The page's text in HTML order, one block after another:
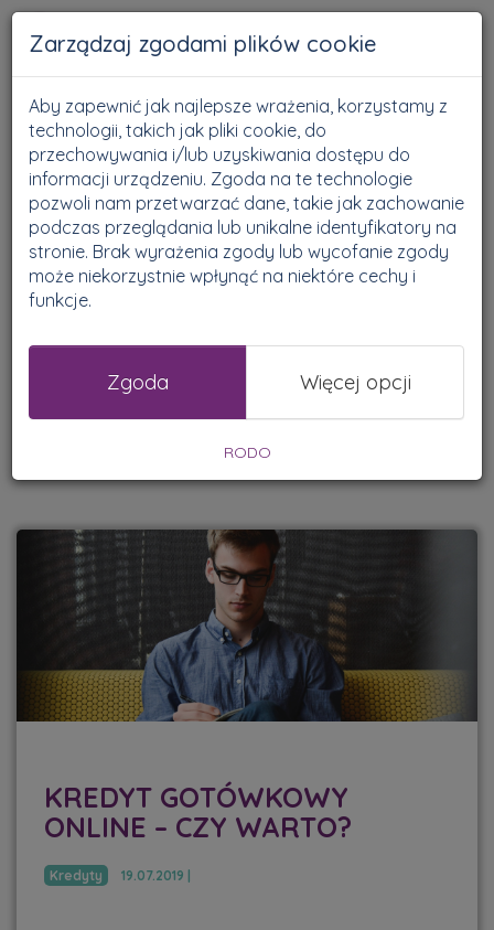
Zarządzaj zgodami plików cookie
Aby zapewnić jak najlepsze wrażenia, korzystamy z
technologii, takich jak pliki cookie, do
przechowywania i/lub uzyskiwania dostępu do
informacji urządzeniu. Zgoda na te technologie
pozwoli nam przetwarzać dane, takie jak zachowanie
podczas przeglądania lub unikalne identyfikatory na
stronie. Brak wyrażenia zgody lub wycofanie zgody
może niekorzystnie wpłynąć na niektóre cechy i
funkcje.
Zgoda Więcej opcji
RODO
Kredyty Pożyczki
Newsy
Oszczędzanie
Rankingi
BIK
Ochrona Danych Osobowych
KREDYT GOTÓWKOWY
ONLINE – CZY WARTO?
Kredyty 19.07.2019 |